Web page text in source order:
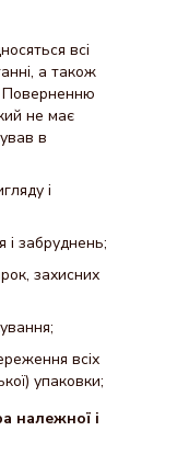
всі
а також
Поверненню
не має
в
і
і забруднень;
захисних
всіх
упаковки;
належної і